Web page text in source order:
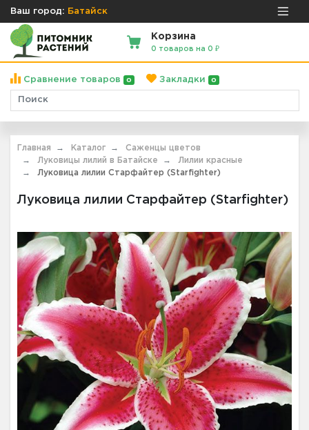
Ваш город: Батайск
Корзина
0 товаров на 0 ₽
Сравнение товаров 0 Закладки 0
Главная Каталог
Саженцы цветов
Луковицы лилий в Батайске
Лилии красные
Луковица лилии Старфайтер (Starfighter)
Луковица лилии Старфайтер (Starfighter)